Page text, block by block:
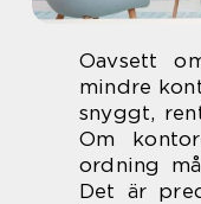
Oavsett
mindre
snyggt,
Om
ordning
Det är